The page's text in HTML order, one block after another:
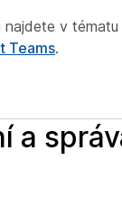
najdete v tématu
Teams.
a